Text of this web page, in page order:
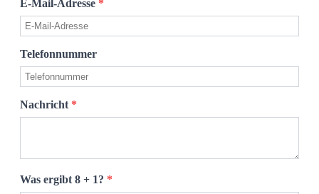
E-Mail-Adresse *
Telefonnummer
Nachricht *
Was ergibt 8 + 1? *